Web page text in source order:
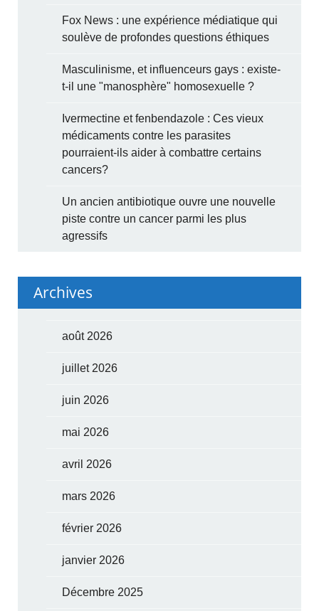
Fox News : une expérience médiatique qui
soulève de profondes questions éthiques
Masculinisme, et influenceurs gays : existe-
t-il une "manosphère" homosexuelle ?
Ivermectine et fenbendazole : Ces vieux
médicaments contre les parasites
pourraient-ils aider à combattre certains
cancers?
Un ancien antibiotique ouvre une nouvelle
piste contre un cancer parmi les plus
agressifs
Archives
août 2026
juillet 2026
juin 2026
mai 2026
avril 2026
mars 2026
février 2026
janvier 2026
Décembre 2025